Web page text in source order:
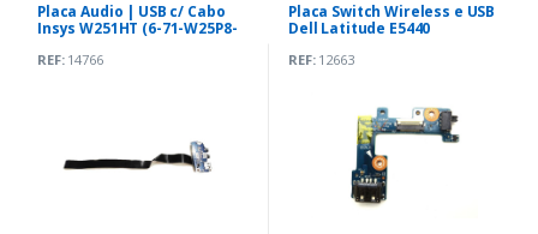
Placa Audio | USB c/ Cabo
Insys W251HT (6-71-W25P8-
REF:14766
Placa Switch Wireless e USB
Dell Latitude E5440
REF:12663